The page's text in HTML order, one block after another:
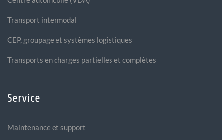
Transport intermodal
CEP, groupage et systèmes logistiques
Transports en charges partielles et complètes
Service
Maintenance et support